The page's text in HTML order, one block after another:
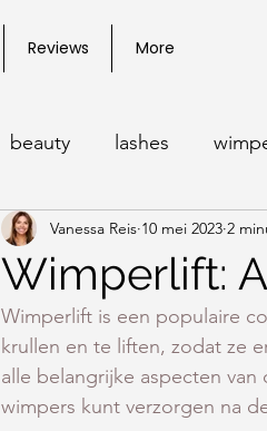
Reviews More
beauty lashes
Wimperlift:
Vanessa Reis 10 mei 2023 2
Wimperlift is een populaire
krullen en te liften, zodat ze
alle belangrijke aspecten
wimpers kunt verzorgen na